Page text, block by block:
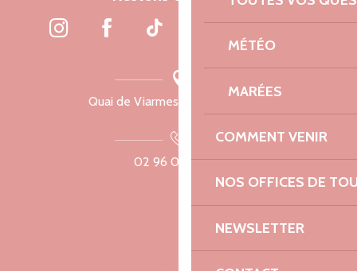
MÉTÉO
MARÉES
COMMENT VENIR
NOS OFFICES DE
NEWSLETTER
Quai de Viarmes, 22300 Lannion
02 96 05 60 70